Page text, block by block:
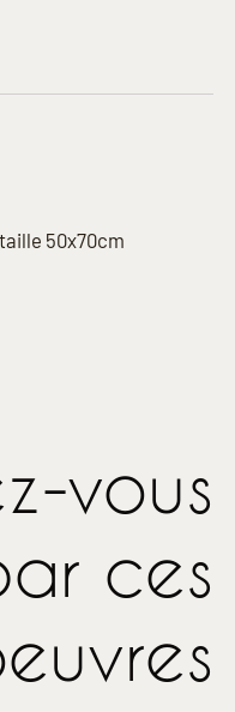
50x70cm
vous
ces